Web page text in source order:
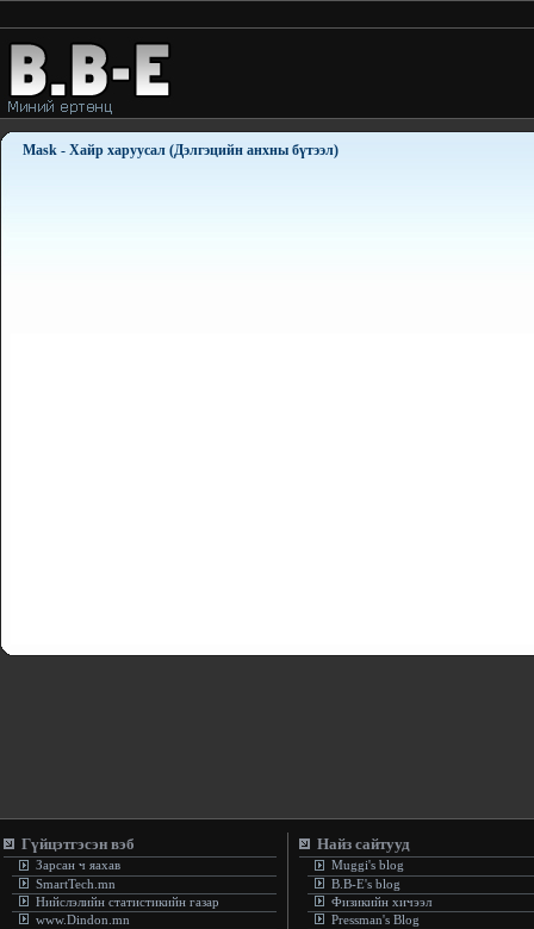
Mask - Хайр харуусал (Дэлгэцийн анхны бүтээл)
Гүйцэтгэсэн вэб
Зарсан ч яахав
SmartTech.mn
Нийслэлийн статистикийн газар
www.Dindon.mn
Найз сайтууд
Muggi's blog
B.B-E's blog
Физикийн хичээл
Pressman's Blog